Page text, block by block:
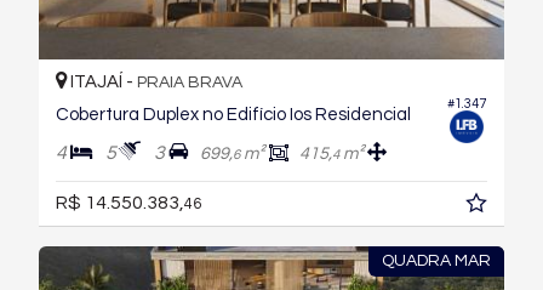
#1.347
ITAJAÍ - PRAIA BRAVA
Cobertura Duplex no Edifício Ios Residencial
4 5 3 699,6m² 415,4m²
R$ 14.550.383,46
QUADRA MAR